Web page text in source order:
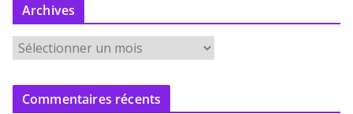
Archives
r
c
Commentaires récents